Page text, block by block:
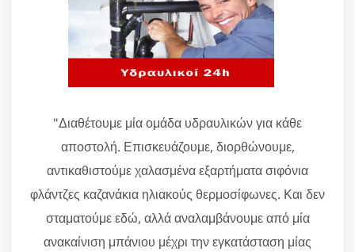
"Διαθέτουμε μία ομάδα υδραυλικών για κάθε
αποστολή. Επισκευάζουμε, διορθώνουμε,
αντικαθιστούμε χαλασμένα εξαρτήματα σιφόνια
φλάντζες καζανάκια ηλιακούς θερμοσίφωνες. Και δεν
σταματούμε εδώ, αλλά αναλαμβάνουμε από μία
ανακαίνιση μπάνιου μέχρι την εγκατάσταση μίας